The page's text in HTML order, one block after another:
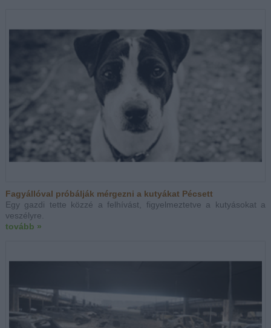
Fagyállóval próbálják mérgezni a kutyákat Pécsett
Egy gazdi tette közzé a felhívást, figyelmeztetve a kutyásokat a
veszélyre.
tovább »